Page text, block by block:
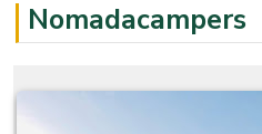
Nomadacampers